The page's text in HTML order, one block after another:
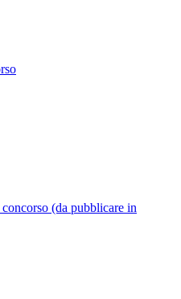
(da pubblicare in